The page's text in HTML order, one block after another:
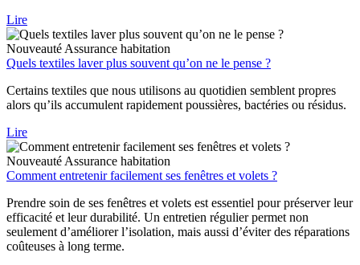
Lire
Nouveauté Assurance habitation
Quels textiles laver plus souvent qu’on ne le pense ?
Certains textiles que nous utilisons au quotidien semblent propres
alors qu’ils accumulent rapidement poussières, bactéries ou résidus.
Lire
Nouveauté Assurance habitation
Comment entretenir facilement ses fenêtres et volets ?
Prendre soin de ses fenêtres et volets est essentiel pour préserver leur
efficacité et leur durabilité. Un entretien régulier permet non
seulement d’améliorer l’isolation, mais aussi d’éviter des réparations
coûteuses à long terme.